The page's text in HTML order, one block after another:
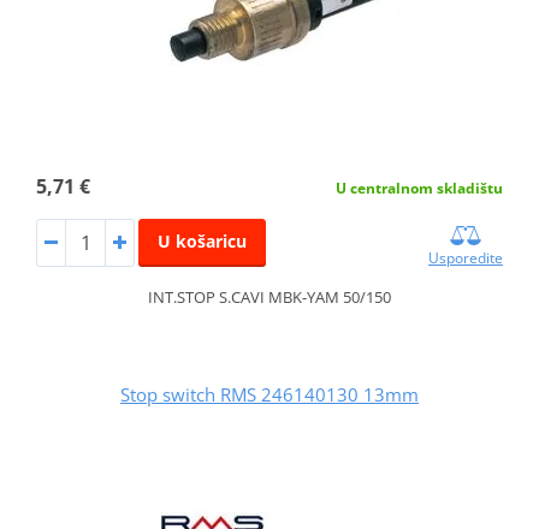
5,71 € U centralnom skladištu
U košaricu
Usporedite
INT.STOP S.CAVI MBK-YAM 50/150
Stop switch RMS 246140130 13mm